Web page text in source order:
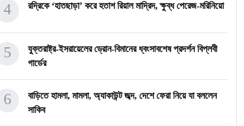
রদ্রিকে ‘হাতছাড়া’ করে হতাশ রিয়াল মাদ্রিদ, ক্ষুব্ধ পেরেজ-মরিনিয়ো
4
যুক্তরাষ্ট্র-ইসরায়েলের ড্রোন-বিমানের ধ্বংসাবশেষ প্রদর্শন বিপ্লবী
গার্ডের
5
বাড়িতে হামলা, মামলা, অ্যাকাউন্ট জব্দ, দেশে ফেরা নিয়ে যা বললেন
সাকিব
6